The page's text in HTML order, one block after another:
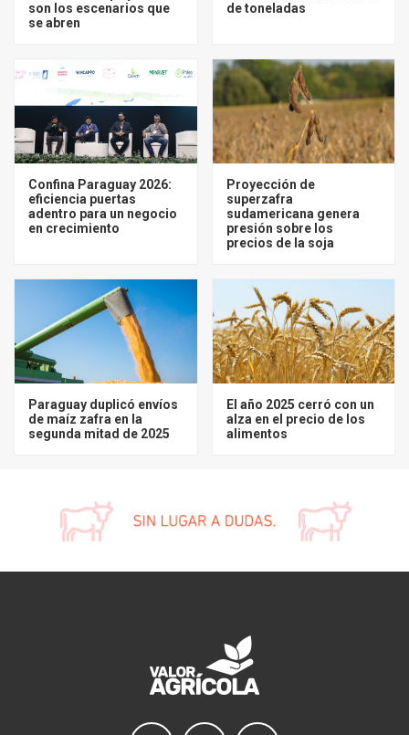
son los escenarios que
se abren
de toneladas
Confina Paraguay 2026:
eficiencia puertas
adentro para un negocio
en crecimiento
Proyección de
superzafra
sudamericana genera
presión sobre los
precios de la soja
Paraguay duplicó envíos
de maíz zafra en la
segunda mitad de 2025
El año 2025 cerró con un
alza en el precio de los
alimentos